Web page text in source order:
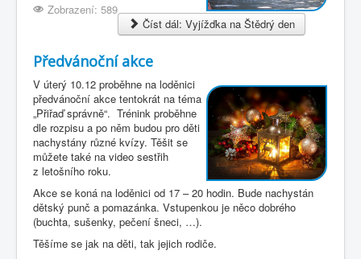
Zobrazení: 589
Číst dál: Vyjížďka na Štědrý den
Předvánoční akce
V úterý 10.12 proběhne na loděnici
předvánoční akce tentokrát na téma
„Přiřaď správně“. Trénink proběhne
dle rozpisu a po něm budou pro děti
nachystány různé kvízy. Těšit se
můžete také na video sestřih
z letošního roku.
Akce se koná na loděnici od 17 – 20 hodin. Bude nachystán
dětský punč a pomazánka. Vstupenkou je něco dobrého
(buchta, sušenky, pečení šneci, …).
Těšíme se jak na děti, tak jejich rodiče.